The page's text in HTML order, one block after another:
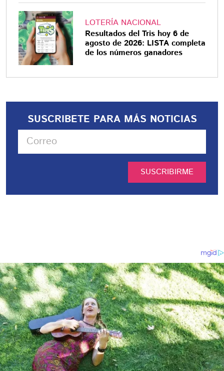
LOTERÍA NACIONAL
Resultados del Tris hoy 6 de
agosto de 2026: LISTA completa
de los números ganadores
SUSCRIBETE PARA MÁS NOTICIAS
SUSCRIBIRME